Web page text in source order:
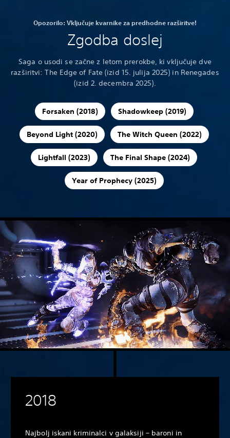
Opozorilo: Vključuje kvarnike za predhodne razširitve!
Zgodba doslej
Saga o usodi se začne z letom prerokbe, ki vključuje dve
razširitvi: The Edge of Fate (izid 15. julija 2025) in Renegades
(izid 2. decembra 2025).
Forsaken (2018) Shadowkeep (2019)
Beyond Light (2020) The Witch Queen (2022)
Lightfall (2023) The Final Shape (2024)
Year of Prophecy (2025)
2018
Najbolj iskani kriminalci v galaksiji – baroni in